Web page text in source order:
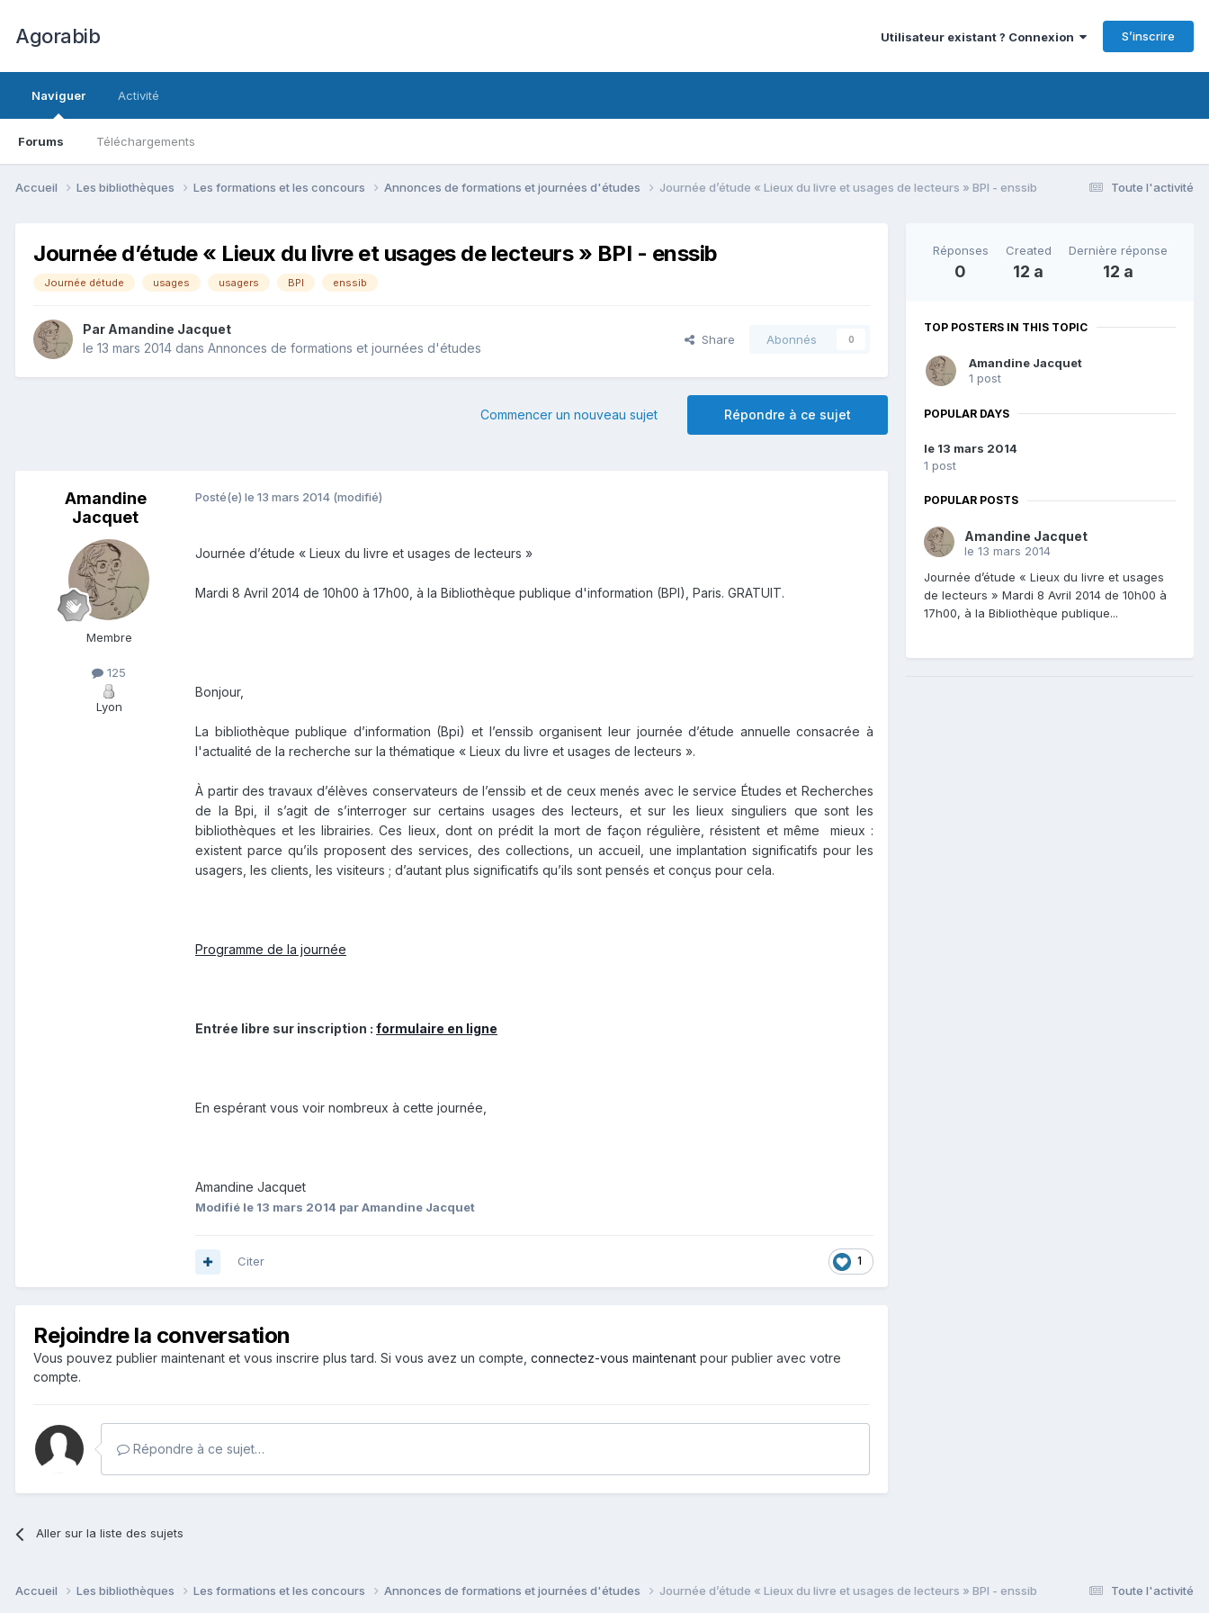
Agorabib Utilisateur existant ? Connexion S’inscrire
Naviguer
Forums Téléchargements
Activité
Toute l'activité
Accueil Les bibliothèques Les formations et les concours Annonces de formations et journées d'études Journée d’étude « Lieux du livre et usages de lecteurs » BPI - enssib
Journée d’étude « Lieux du livre et usages de lecteurs » BPI - enssib
Journée détude usages usagers BPI enssib
Par Amandine Jacquet
le 13 mars 2014 dans Annonces de formations et journées d'études
Share Abonnés 0
Répondre à ce sujet
Commencer un nouveau sujet
Amandine
Jacquet
Membre
125
Lyon
Posté(e) le 13 mars 2014 (modifié)
Journée d’étude « Lieux du livre et usages de lecteurs »
Mardi 8 Avril 2014 de 10h00 à 17h00 , à la Bibliothèque publique d'information (BPI), Paris. GRATUIT.
Bonjour,
La bibliothèque publique d’information (Bpi) et l’enssib organisent leur journée d’étude annuelle consacrée à
l'actualité de la recherche sur la thématique « Lieux du livre et usages de lecteurs ».
À partir des travaux d’élèves conservateurs de l’enssib et de ceux menés avec le service Études et Recherches
de la Bpi, il s’agit de s’interroger sur certains usages des lecteurs, et sur les lieux singuliers que sont les
bibliothèques et les librairies. Ces lieux, dont on prédit la mort de façon régulière, résistent et même mieux :
existent parce qu’ils proposent des services, des collections, un accueil, une implantation significatifs pour les
usagers, les clients, les visiteurs ; d’autant plus significatifs qu’ils sont pensés et conçus pour cela.
Programme de la journée
Entrée libre sur inscription : formulaire en ligne
En espérant vous voir nombreux à cette journée,
Amandine Jacquet
Modifié le 13 mars 2014 par Amandine Jacquet
1
Citer
Rejoindre la conversation
Vous pouvez publier maintenant et vous inscrire plus tard. Si vous avez un compte, connectez-vous maintenant pour publier avec votre
compte.
Répondre à ce sujet…
Aller sur la liste des sujets
Réponses
0
Created
12 a
Dernière réponse
12 a
TOP POSTERS IN THIS TOPIC
Amandine Jacquet
1 post
POPULAR DAYS
le 13 mars 2014
1 post
POPULAR POSTS
Amandine Jacquet
le 13 mars 2014
Journée d’étude « Lieux du livre et usages
de lecteurs » Mardi 8 Avril 2014 de 10h00 à
17h00, à la Bibliothèque publique...
Toute l'activité
Accueil Les bibliothèques Les formations et les concours Annonces de formations et journées d'études Journée d’étude « Lieux du livre et usages de lecteurs » BPI - enssib